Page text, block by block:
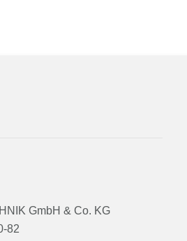
GmbH & Co. KG
82